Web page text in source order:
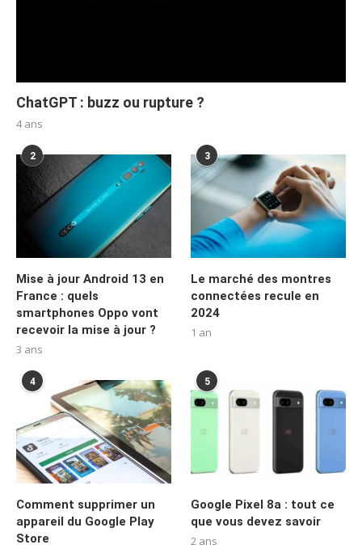
ChatGPT : buzz ou rupture ?
4 ans
2
Mise à jour Android 13 en
France : quels
smartphones Oppo vont
recevoir la mise à jour ?
3 ans
3
Le marché des montres
connectées recule en
2024
1 an
4
Comment supprimer un
appareil du Google Play
Store
5
Google Pixel 8a : tout ce
que vous devez savoir
2 ans